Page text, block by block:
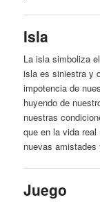
Isla
La isla simboliza
isla es siniestray
impotencia de
huyendo de
nuestras
que en la vida
nuevas amistades
Juego